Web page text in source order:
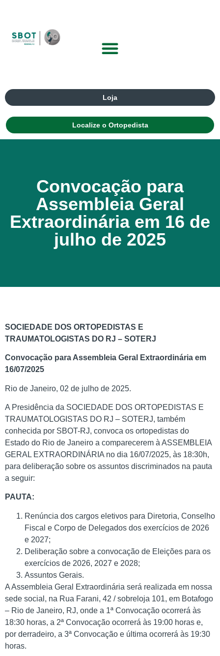
Loja
Localize o Ortopedista
Convocação para
Assembleia Geral
Extraordinária em 16 de
julho de 2025
SOCIEDADE DOS ORTOPEDISTAS E
TRAUMATOLOGISTAS DO RJ – SOTERJ
Convocação para Assembleia Geral Extraordinária em
16/07/2025
Rio de Janeiro, 02 de julho de 2025.
A Presidência da SOCIEDADE DOS ORTOPEDISTAS E
TRAUMATOLOGISTAS DO RJ – SOTERJ, também
conhecida por SBOT-RJ, convoca os ortopedistas do
Estado do Rio de Janeiro a comparecerem à ASSEMBLEIA
GERAL EXTRAORDINÁRIA no dia 16/07/2025, às 18:30h,
para deliberação sobre os assuntos discriminados na pauta
a seguir:
PAUTA:
Renúncia dos cargos eletivos para Diretoria, Conselho
Fiscal e Corpo de Delegados dos exercícios de 2026
e 2027;
Deliberação sobre a convocação de Eleições para os
exercícios de 2026, 2027 e 2028;
Assuntos Gerais.
A Assembleia Geral Extraordinária será realizada em nossa
sede social, na Rua Farani, 42 / sobreloja 101, em Botafogo
– Rio de Janeiro, RJ, onde a 1ª Convocação ocorrerá às
18:30 horas, a 2ª Convocação ocorrerá às 19:00 horas e,
por derradeiro, a 3ª Convocação e última ocorrerá às 19:30
horas.